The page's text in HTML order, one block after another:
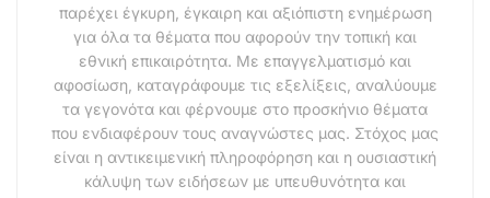
παρέχει έγκυρη, έγκαιρη και αξιόπιστη ενημέρωση
για όλα τα θέματα που αφορούν την τοπική και
εθνική επικαιρότητα. Με επαγγελματισμό και
αφοσίωση, καταγράφουμε τις εξελίξεις, αναλύουμε
τα γεγονότα και φέρνουμε στο προσκήνιο θέματα
που ενδιαφέρουν τους αναγνώστες μας. Στόχος μας
είναι η αντικειμενική πληροφόρηση και η ουσιαστική
κάλυψη των ειδήσεων με υπευθυνότητα και